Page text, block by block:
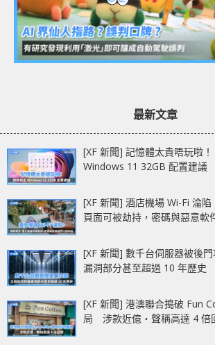
最新文章
[XF 新聞] 記憶體太貴唔玩啦
Windows 11 32GB 配置建議
[XF 新聞] 酒店機場 Wi-Fi 淪
頁面可被劫持，密碼與惡意軟
[XF 新聞] 數千台伺服器被後
漏洞部分甚至超過 10 年歷史
[XF 新聞] 港澳聯合搗破 Fun
局 涉款近億‧聲稱高達 4 倍